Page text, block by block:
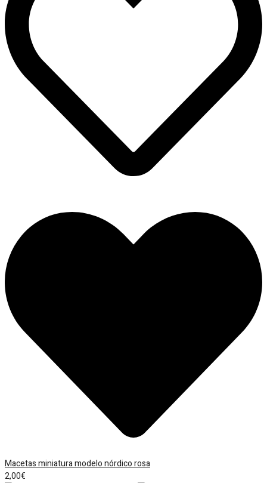
Macetas miniatura modelo nórdico rosa
2,00€